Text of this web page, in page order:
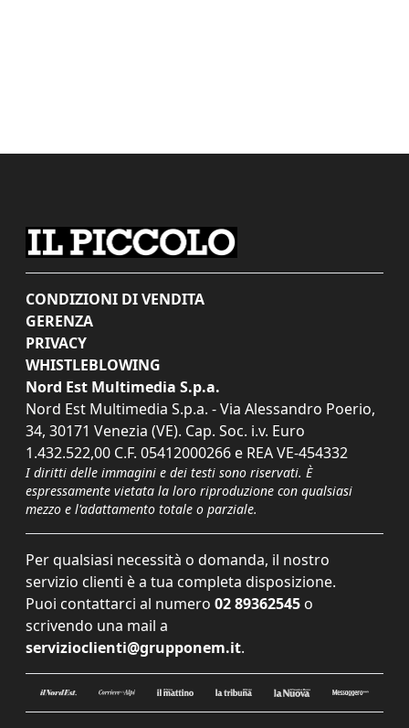
CONDIZIONI DI VENDITA
GERENZA
PRIVACY
WHISTLEBLOWING
Nord Est Multimedia S.p.a.
Nord Est Multimedia S.p.a. - Via Alessandro Poerio,
34, 30171 Venezia (VE). Cap. Soc. i.v. Euro
1.432.522,00 C.F. 05412000266 e REA VE-454332
I diritti delle immagini e dei testi sono riservati. È
espressamente vietata la loro riproduzione con qualsiasi
mezzo e l'adattamento totale o parziale.
Per qualsiasi necessità o domanda, il nostro
servizio clienti è a tua completa disposizione.
Puoi contattarci al numero 02 89362545 o
scrivendo una mail a
servizioclienti@grupponem.it.